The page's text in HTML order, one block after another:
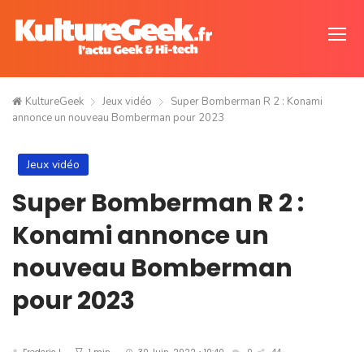
KultureGeek Jeux vidéo
Super Bomberman R 2 : Konami
annonce un nouveau Bomberman pour 2023
Jeux vidéo
Super Bomberman R 2 :
Konami annonce un
nouveau Bomberman
pour 2023